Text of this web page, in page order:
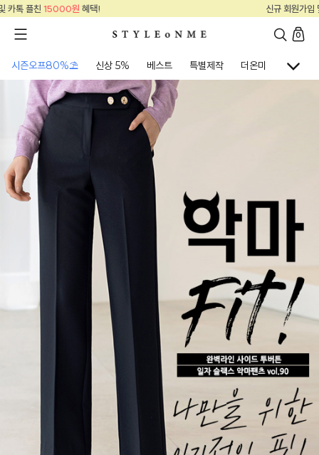
15000원혜택!
0
시즌오프80%⛱ 신상 5% 베스트 특별제작 더온미 골프웨어